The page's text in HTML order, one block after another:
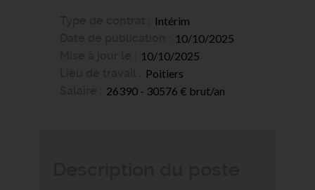
Intérim
10/10/2025
10/10/2025
Poitiers
26390 - 30576 € brut/an